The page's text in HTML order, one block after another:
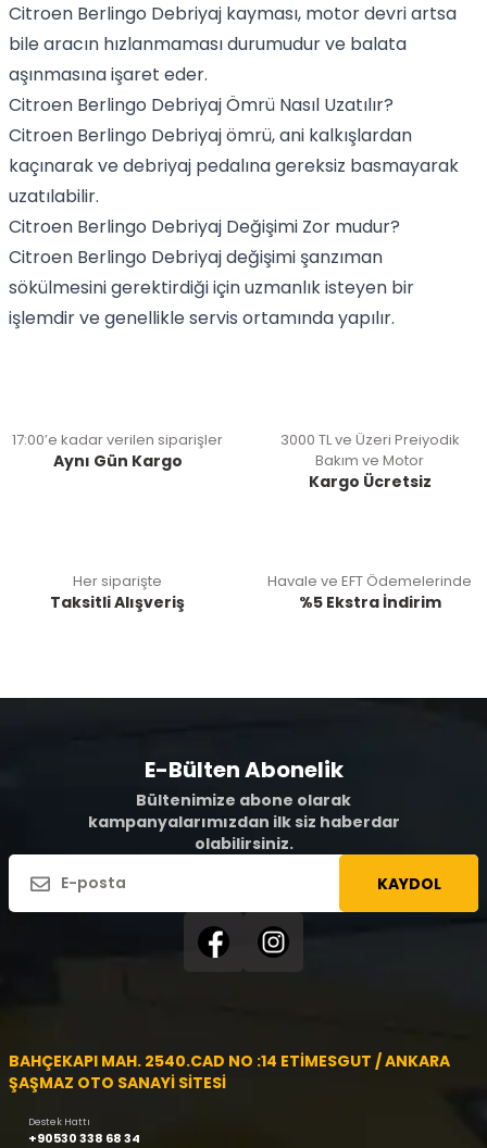
Citroen Berlingo Debriyaj kayması, motor devri artsa
bile aracın hızlanmaması durumudur ve balata
aşınmasına işaret eder.
Citroen Berlingo Debriyaj Ömrü Nasıl Uzatılır?
Citroen Berlingo Debriyaj ömrü, ani kalkışlardan
kaçınarak ve debriyaj pedalına gereksiz basmayarak
uzatılabilir.
Citroen Berlingo Debriyaj Değişimi Zor mudur?
Citroen Berlingo Debriyaj değişimi şanzıman
sökülmesini gerektirdiği için uzmanlık isteyen bir
işlemdir ve genellikle servis ortamında yapılır.
17:00’e kadar verilen siparişler
Aynı Gün Kargo
3000 TL ve Üzeri Preiyodik
Bakım ve Motor
Kargo Ücretsiz
Her siparişte
Taksitli Alışveriş
Havale ve EFT Ödemelerinde
%5 Ekstra İndirim
E-Bülten Abonelik
Bültenimize abone olarak
kampanyalarımızdan ilk siz haberdar
olabilirsiniz.
KAYDOL
BAHÇEKAPI MAH. 2540.CAD NO :14 ETİMESGUT / ANKARA
ŞAŞMAZ OTO SANAYİ SİTESİ
Destek Hattı
+90530 338 68 34